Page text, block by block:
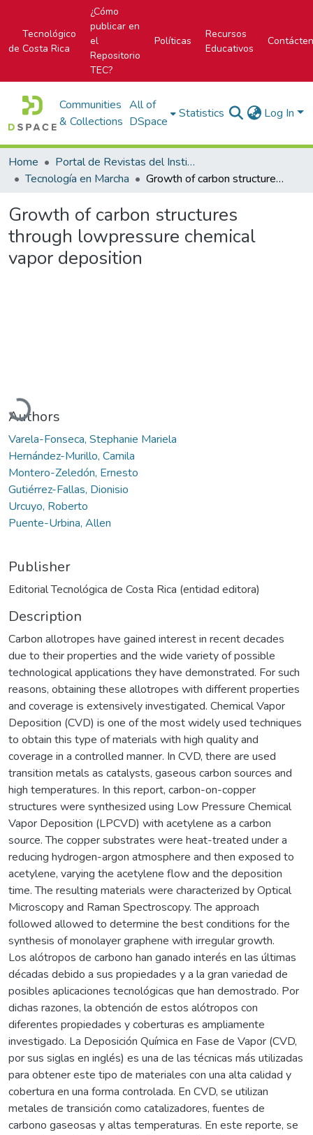
Tecnológico
de Costa Rica
¿Cómo
publicar en
el
Repositorio
TEC?
Políticas
Recursos
Educativos
Communities
& Collections
All of
DSpace
Statistics Log In
Home
Portal de Revistas del Instituto Tecnológico de Costa Rica
Tecnología en Marcha
Growth of carbon structures through lowpressure chemical vapor deposition
Growth of carbon structures
through lowpressure chemical
vapor deposition
Loading...
Authors
Varela-Fonseca, Stephanie Mariela
Hernández-Murillo, Camila
Montero-Zeledón, Ernesto
Gutiérrez-Fallas, Dionisio
Urcuyo, Roberto
Puente-Urbina, Allen
Publisher
Editorial Tecnológica de Costa Rica (entidad editora)
Description
Carbon allotropes have gained interest in recent decades
due to their properties and the wide variety of possible
technological applications they have demonstrated. For such
reasons, obtaining these allotropes with different properties
and coverage is extensively investigated. Chemical Vapor
Deposition (CVD) is one of the most widely used techniques
to obtain this type of materials with high quality and
coverage in a controlled manner. In CVD, there are used
transition metals as catalysts, gaseous carbon sources and
high temperatures. In this report, carbon-on-copper
structures were synthesized using Low Pressure Chemical
Vapor Deposition (LPCVD) with acetylene as a carbon
source. The copper substrates were heat-treated under a
reducing hydrogen-argon atmosphere and then exposed to
acetylene, varying the acetylene flow and the deposition
time. The resulting materials were characterized by Optical
Microscopy and Raman Spectroscopy. The approach
followed allowed to determine the best conditions for the
synthesis of monolayer graphene with irregular growth.
Los alótropos de carbono han ganado interés en las últimas
décadas debido a sus propiedades y a la gran variedad de
posibles aplicaciones tecnológicas que han demostrado. Por
dichas razones, la obtención de estos alótropos con
diferentes propiedades y coberturas es ampliamente
investigado. La Deposición Química en Fase de Vapor (CVD,
por sus siglas en inglés) es una de las técnicas más utilizadas
para obtener este tipo de materiales con una alta calidad y
cobertura en una forma controlada. En CVD, se utilizan
metales de transición como catalizadores, fuentes de
carbono gaseosas y altas temperaturas. En este reporte, se